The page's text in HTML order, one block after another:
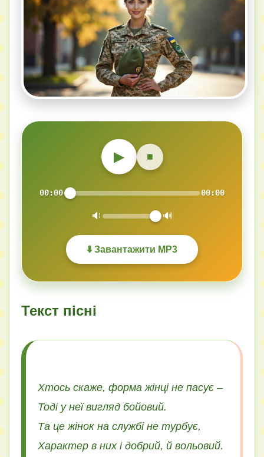
▶ ■
00:00 00:00
🔉 🔊
⬇️ Завантажити MP3
Текст пісні
Хтось скаже, форма жінці не пасує –
Тоді у неї вигляд бойовий.
Та це жінок на службі не турбує,
Характер в них і добрий, й вольовий.